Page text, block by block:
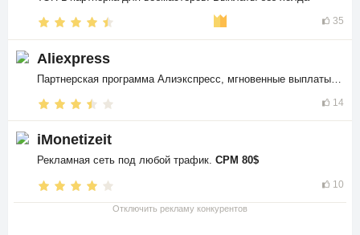
35
Aliexpress
14
iMonetizeit
Рекламная сеть под любой трафик. CPM 80$
10
Отключить рекламу конкурентов